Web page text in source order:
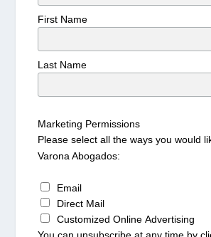
First Name
Last Name
Marketing Permissions
Please select all the ways you would
Varona Abogados:
Email
Direct Mail
Customized Online Advertising